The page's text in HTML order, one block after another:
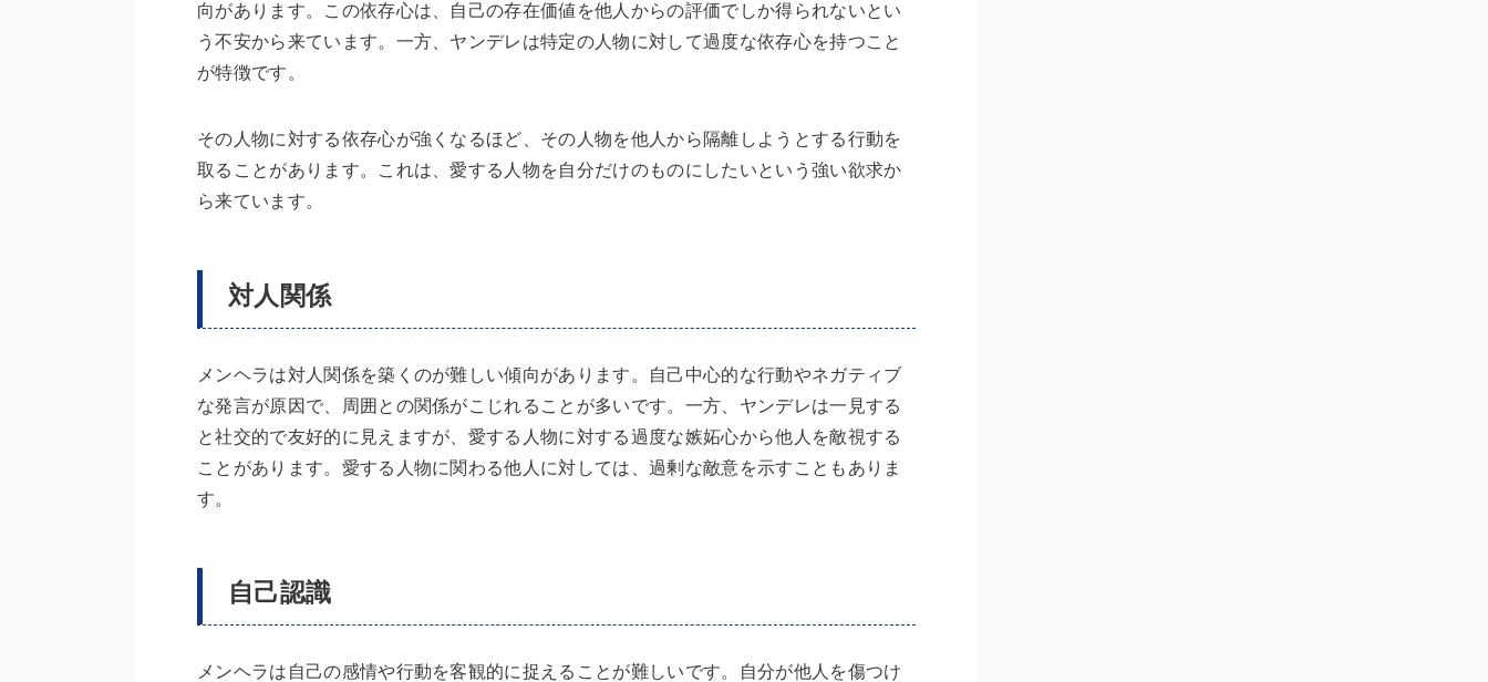
向があります。この依存心は、自己の存在価値を他人からの評価でしか得られないとい
う不安から来ています。一方、ヤンデレは特定の人物に対して過度な依存心を持つこと
が特徴です。
その人物に対する依存心が強くなるほど、その人物を他人から隔離しようとする行動を
取ることがあります。これは、愛する人物を自分だけのものにしたいという強い欲求か
ら来ています。
対人関係
メンヘラは対人関係を築くのが難しい傾向があります。自己中心的な行動やネガティブ
な発言が原因で、周囲との関係がこじれることが多いです。一方、ヤンデレは一見する
と社交的で友好的に見えますが、愛する人物に対する過度な嫉妬心から他人を敵視する
ことがあります。愛する人物に関わる他人に対しては、過剰な敵意を示すこともありま
す。
自己認識
メンヘラは自己の感情や行動を客観的に捉えることが難しいです。自分が他人を傷つけ